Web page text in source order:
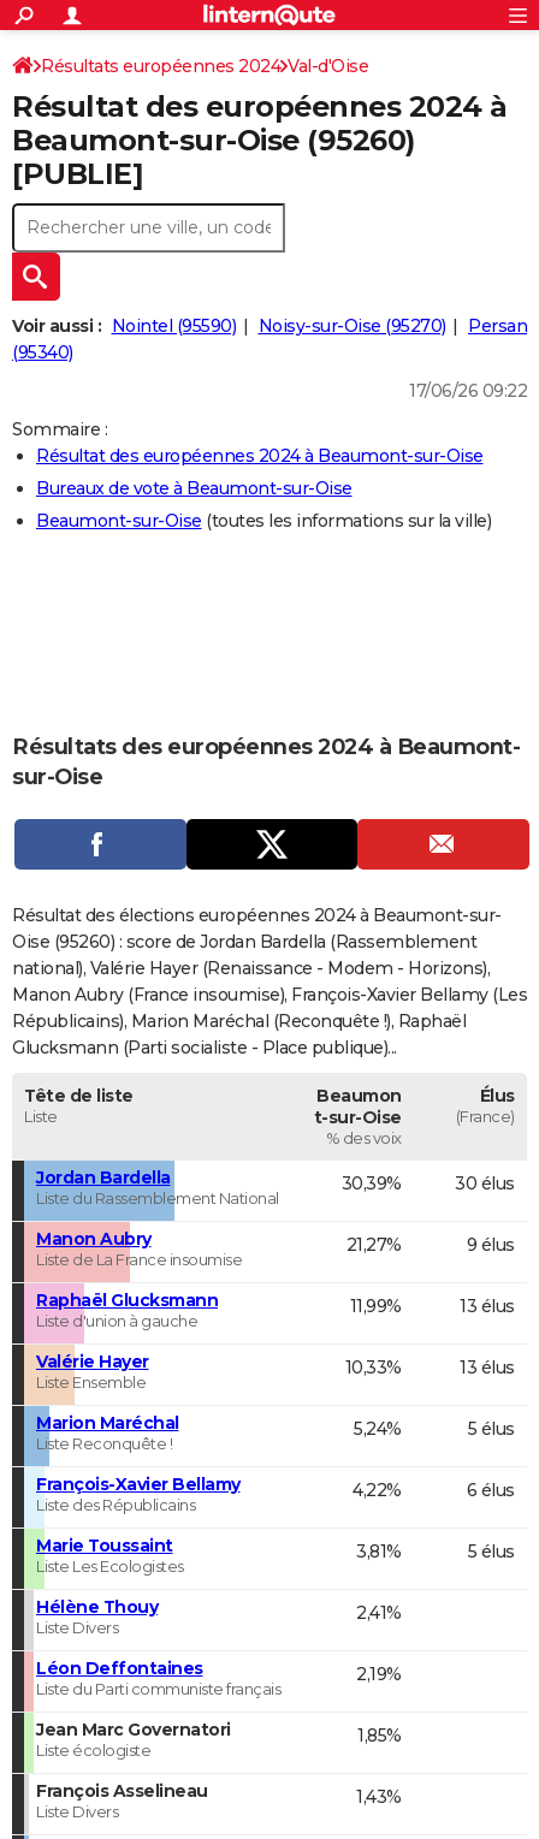
ACTUALITÉS
Politique
Société
Faits Divers
Education
Monde
Villes
+
SPORT
Coupe du monde 2026
Football
Tennis
Cyclisme
Rugby
Forum
Programme TV
TNT
Streaming
Cinéma
Sorties cinéma
Musique
+FINANCE
Retraite
Impôts
Epargne
Immobilier
Risques naturels par ville
Banque
Assurance
CréditAUTO
Essais
Réserver un essai
Citadines
Berlines
SUV
Forum auto
+HIGH-TECH
Mobiles
Meilleur smartphone
Internet
Ordinateurs
Jeux vidéo
Guide high-tech
+
BRICOLAGE
Forum
Aménagement intérieur
Extérieur
Cuisine
Salle de bains
Jardinage
Rangement
+
LIFESTYLE
Art de vivre
Bien-être
Loisirs
Mode
Modes de vie
SANTE
Alimentation
Guide de la santé
Maladies
Médicaments
Sommeil
VOYAGE
Carte de Noël
Carte Bonne année
Carte Saint-Valentin
Carte Pâques
Carte d'anniversaire
COPAINS D'AVANT
AVIS DE DÉCÈS
FORUM
Bricolage
Lifestyle
Culture
Sport
Auto
Television
Voyage
Cinema
S'inscrire
Connexion
Résultats européennes 2024 Val-d'Oise
Résultat des européennes 2024 à
Beaumont-sur-Oise (95260)
[PUBLIE]
Voir aussi : Nointel (95590) Noisy-sur-Oise (95270)
Persan
(95340)
17/06/26 09:22
Sommaire :
Résultat des européennes 2024 à Beaumont-sur-Oise
Bureaux de vote à Beaumont-sur-Oise
Beaumont-sur-Oise (toutes les informations sur la ville)
Résultats des européennes 2024 à Beaumont-
sur-Oise
Résultat des élections européennes 2024 à Beaumont-sur-
Oise (95260) : score de Jordan Bardella (Rassemblement
national), Valérie Hayer (Renaissance - Modem - Horizons),
Manon Aubry (France insoumise), François-Xavier Bellamy (Les
Républicains), Marion Maréchal (Reconquête !), Raphaël
Glucksmann (Parti socialiste - Place publique)...
Tête de liste
Liste
Beaumon
t-sur-Oise
% des voix
Élus
(France)
Jordan Bardella
Liste du Rassemblement National
30,39% 30 élus
Manon Aubry
Liste de La France insoumise
21,27% 9 élus
Raphaël Glucksmann
Liste d'union à gauche
11,99% 13 élus
Valérie Hayer
Liste Ensemble
10,33% 13 élus
Marion Maréchal
Liste Reconquête !
5,24% 5 élus
François-Xavier Bellamy
Liste des Républicains
4,22% 6 élus
Marie Toussaint
Liste Les Ecologistes
3,81% 5 élus
Hélène Thouy
Liste Divers
2,41%
Léon Deffontaines
Liste du Parti communiste français
2,19%
Jean Marc Governatori
Liste écologiste
1,85%
François Asselineau
Liste Divers
1,43%